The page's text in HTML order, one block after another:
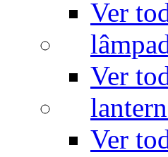
Ver
Ver
Ver